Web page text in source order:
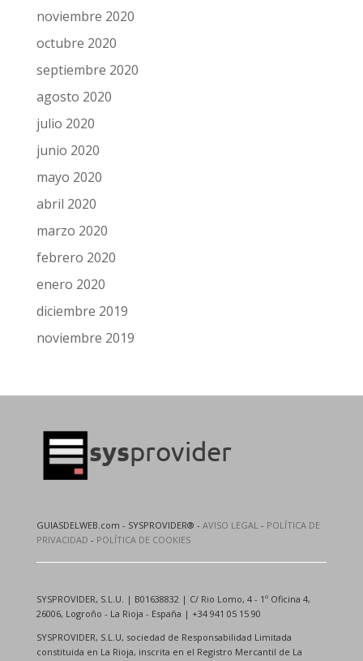
noviembre 2020
octubre 2020
septiembre 2020
agosto 2020
julio 2020
junio 2020
mayo 2020
abril 2020
marzo 2020
febrero 2020
enero 2020
diciembre 2019
noviembre 2019
GUIASDELWEB.com - SYSPROVIDER® - AVISO LEGAL - POLÍTICA DE
PRIVACIDAD - POLÍTICA DE COOKIES
SYSPROVIDER, S.L.U. | B01638832 | C/ Rio Lomo, 4 - 1º Oficina 4,
26006, Logroño - La Rioja - España | +34 941 05 15 90
SYSPROVIDER, S.L.U, sociedad de Responsabilidad Limitada
constituida en La Rioja, inscrita en el Registro Mercantil de La